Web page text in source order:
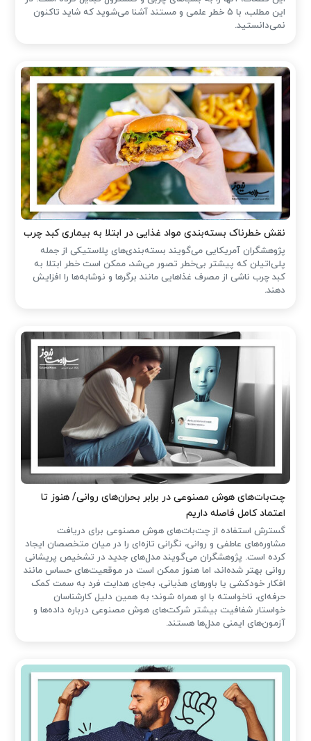
این مطلب، با ۵ خطر علمی و مستند آشنا می‌شوید که شاید تاکنون
نمی‌دانستید.
نقش خطرناک بسته‌بندی مواد غذایی در ابتلا به بیماری کبد چرب
پژوهشگران آمریکایی می‌گویند بسته‌بندی‌های پلاستیکی از جمله
پلی‌اتیلن که پیشتر بی‌خطر تصور می‌شد، ممکن است خطر ابتلا به
کبد چرب ناشی از مصرف غذاهایی مانند برگرها و نوشابه‌ها را افزایش
دهند.
چت‌بات‌های هوش مصنوعی در برابر بحران‌های روانی/ هنوز تا
اعتماد کامل فاصله داریم
گسترش استفاده از چت‌بات‌های هوش مصنوعی برای دریافت
مشاوره‌های عاطفی و روانی، نگرانی تازه‌ای را در میان متخصصان ایجاد
کرده است. پژوهشگران می‌گویند مدل‌های جدید در تشخیص پریشانی
روانی بهتر شده‌اند، اما هنوز ممکن است در موقعیت‌های حساس مانند
افکار خودکشی یا باورهای هذیانی، به‌جای هدایت فرد به سمت کمک
حرفه‌ای، ناخواسته با او همراه شوند؛ به همین دلیل کارشناسان
خواستار شفافیت بیشتر شرکت‌های هوش مصنوعی درباره داده‌ها و
آزمون‌های ایمنی مدل‌ها هستند.